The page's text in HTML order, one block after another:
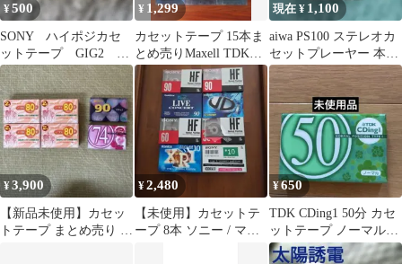
¥500
SONY ハイポジカセ
ットテープ GIG2 54
分 Type II
¥ 1,299
カセットテープ 15本ま
とめ売りMaxell TDK
AXIA消去済み
現在 ¥ 1,100
aiwa PS100 ステレオカ
セットプレーヤー 本
体 動作未確認
¥3,900
【新品未使用】カセッ
トテープ まとめ売り 10
¥2,480
​【未使用】カセットテ
ープ 8本 ソニー / マク
¥650
TDK CDing1 50分 カセ
ットテープ ノーマルポ
ジション